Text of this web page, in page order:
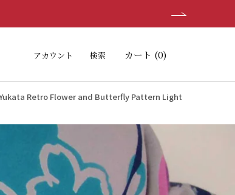
アカウント 検索 カート (0)
Retro Flower and Butterfly Pattern Light